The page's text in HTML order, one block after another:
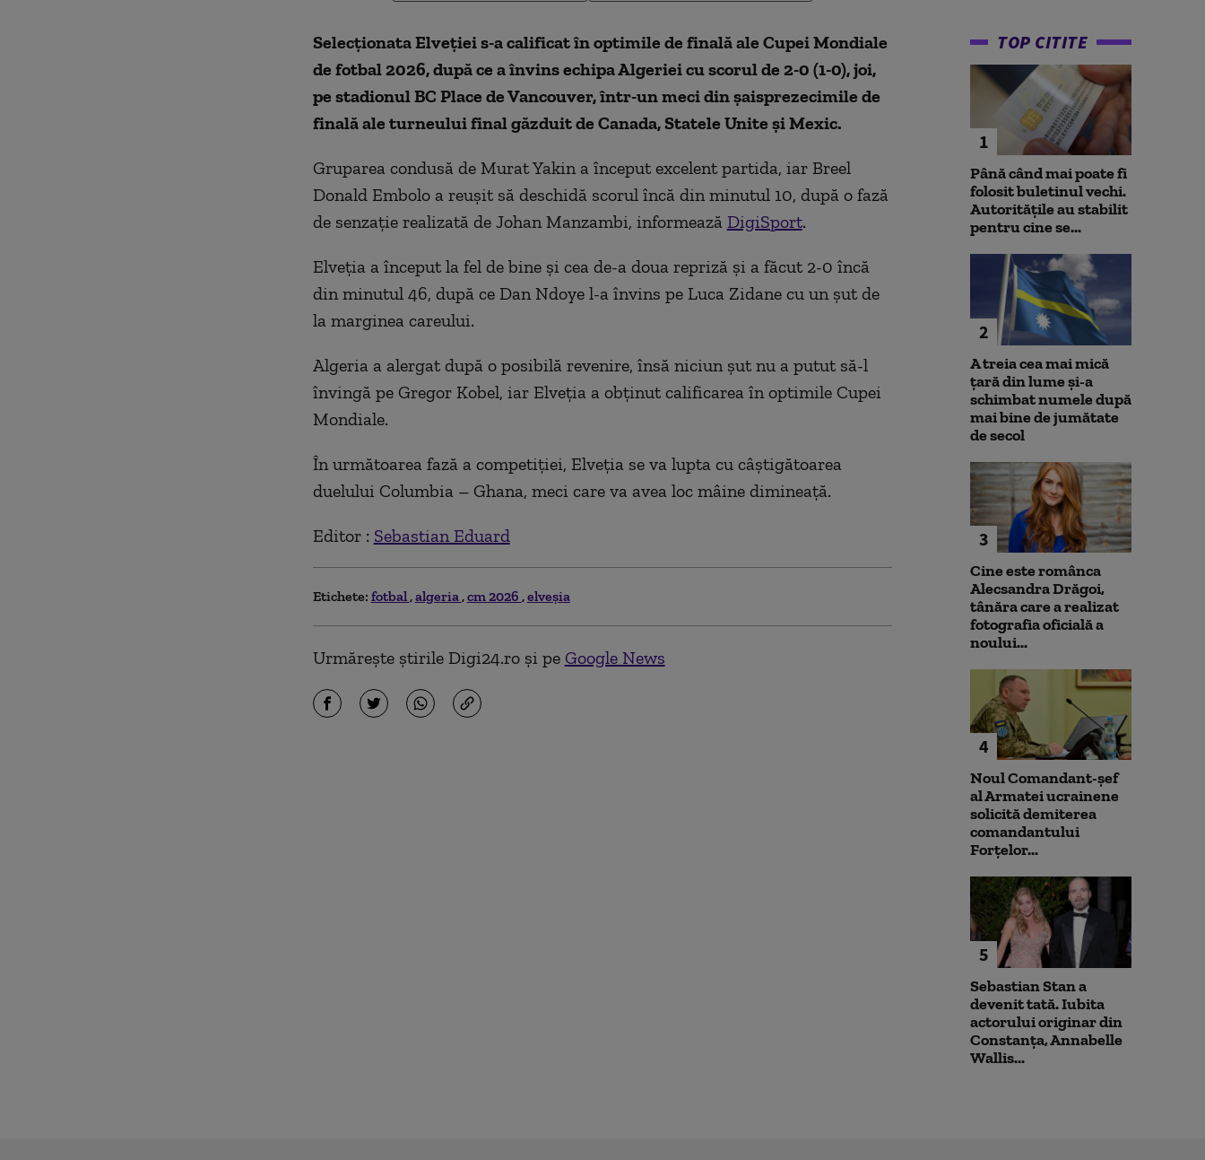
Selecţionata Elveţiei s-a calificat în optimile de finală ale Cupei Mondiale
de fotbal 2026, după ce a învins echipa Algeriei cu scorul de 2-0 (1-0), joi,
pe stadionul BC Place de Vancouver, într-un meci din şaisprezecimile de
finală ale turneului final găzduit de Canada, Statele Unite şi Mexic.
Gruparea condusă de Murat Yakin a început excelent partida, iar Breel
Donald Embolo a reușit să deschidă scorul încă din minutul 10, după o fază
de senzație realizată de Johan Manzambi, informează DigiSport.
Elveția a început la fel de bine și cea de-a doua repriză și a făcut 2-0 încă
din minutul 46, după ce Dan Ndoye l-a învins pe Luca Zidane cu un șut de
la marginea careului.
Algeria a alergat după o posibilă revenire, însă niciun șut nu a putut să-l
învingă pe Gregor Kobel, iar Elveția a obținut calificarea în optimile Cupei
Mondiale.
În următoarea fază a competiției, Elveția se va lupta cu câștigătoarea
duelului Columbia – Ghana, meci care va avea loc mâine dimineață.
Editor : Sebastian Eduard
Etichete: fotbal algeria cm 2026 elveșia
Urmărește știrile Digi24.ro și pe Google News
TOP CITITE
1
Până când mai poate fi
folosit buletinul vechi.
Autoritățile au stabilit
pentru cine se...
2
A treia cea mai mică
țară din lume și-a
schimbat numele după
mai bine de jumătate
de secol
3
Cine este românca
Alecsandra Drăgoi,
tânăra care a realizat
fotografia oficială a
noului...
4
Noul Comandant-șef
al Armatei ucrainene
solicită demiterea
comandantului
Forțelor...
5
Sebastian Stan a
devenit tată. Iubita
actorului originar din
Constanța, Annabelle
Wallis...